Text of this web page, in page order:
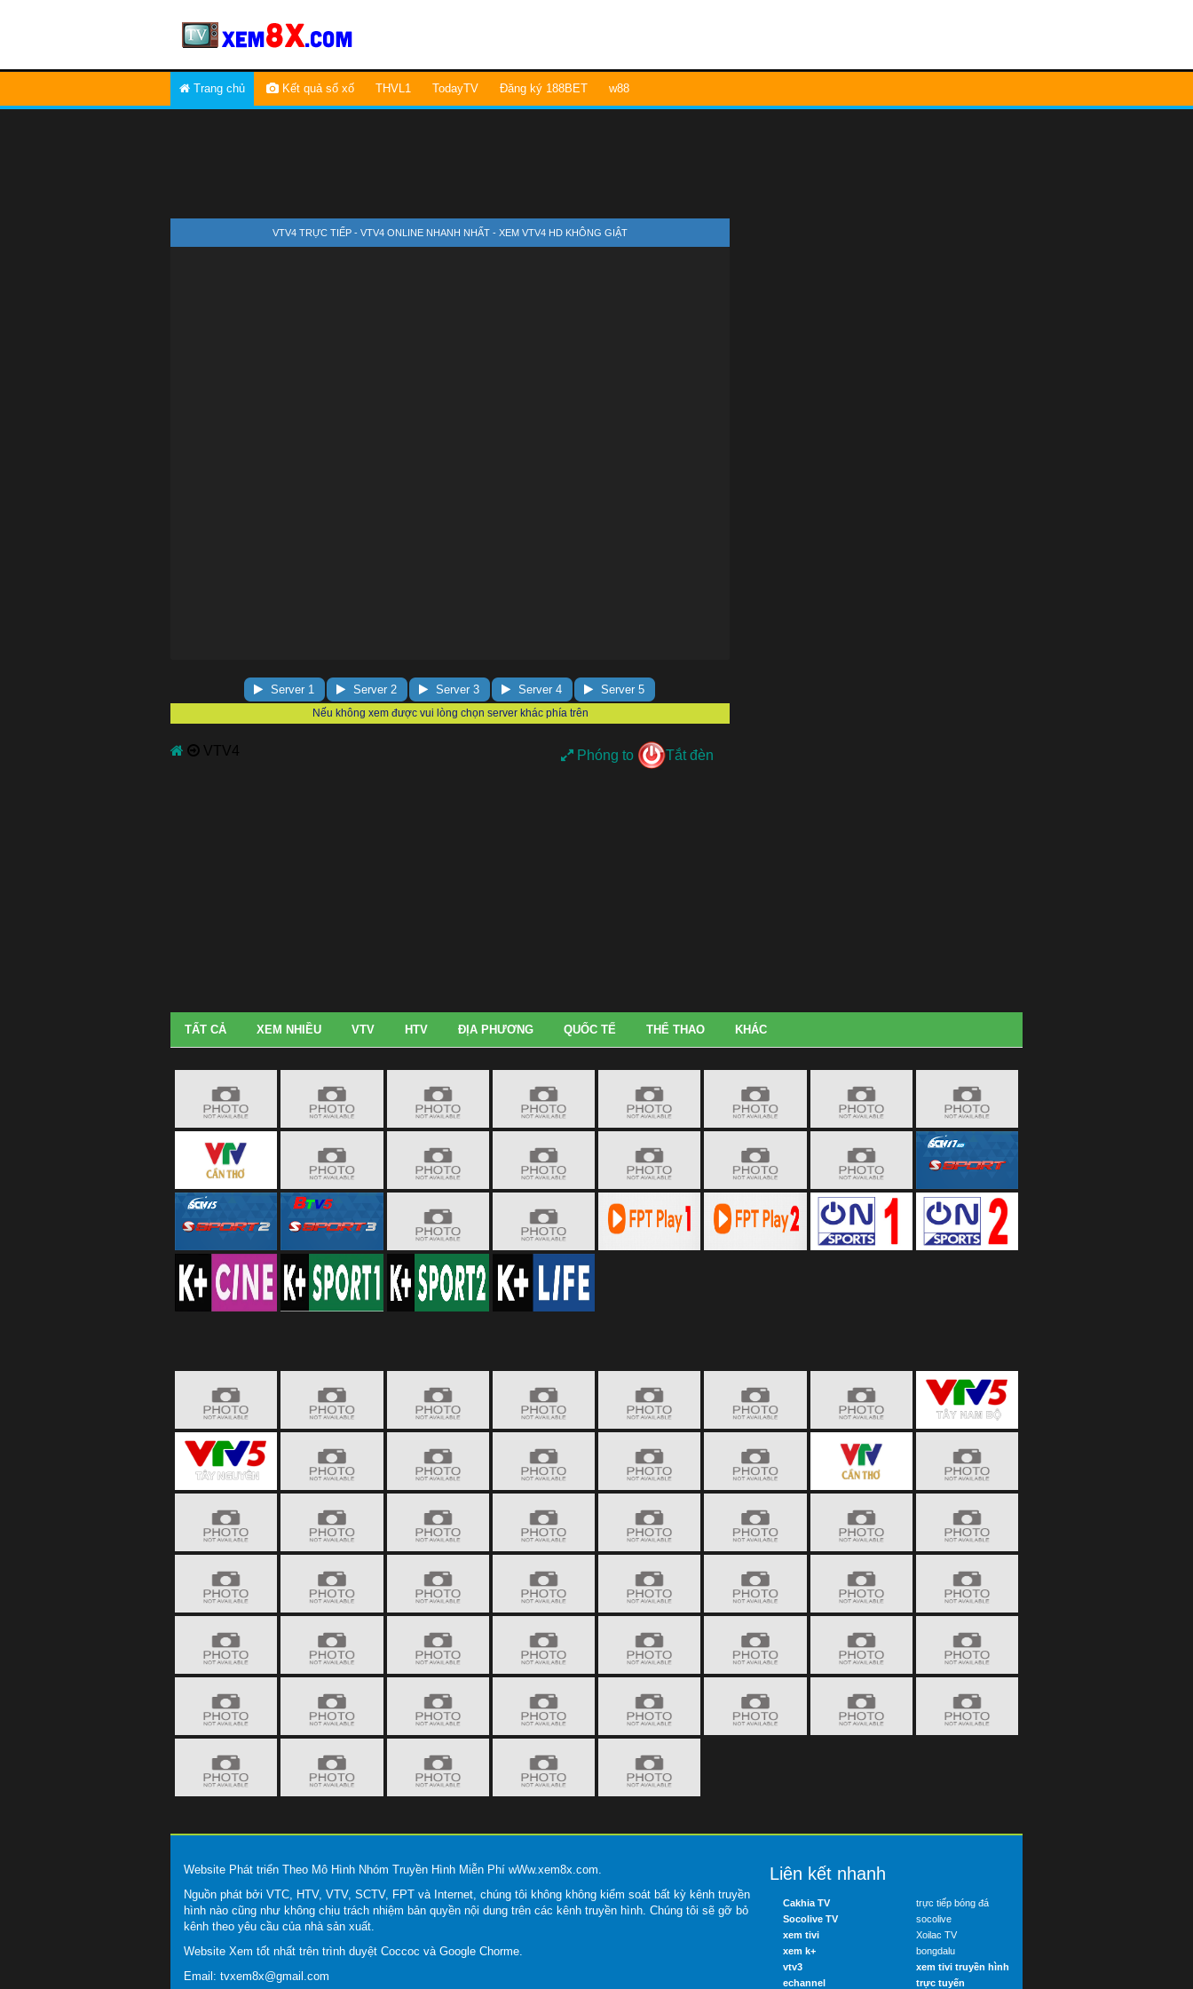
Trang chủ Kết quả sổ xố THVL1 TodayTV Đăng ký 188BET w88
VTV4 TRỰC TIẾP - VTV4 ONLINE NHANH NHẤT - XEM VTV4 HD KHÔNG GIẬT
Server 1 Server 2 Server 3 Server 4 Server 5
VTV4 Phóng to Tắt đèn
TẤT CẢ XEM NHIỀU VTV HTV ĐỊA PHƯƠNG QUỐC TẾ THỂ THAO KHÁC
Website Phát triển Theo Mô Hình Nhóm Truyền Hình Miễn Phí wWw.xem8x.com.
Nguồn phát bởi VTC, HTV, VTV, SCTV, FPT và Internet, chúng tôi không không kiểm soát bất kỳ kênh truyền
hình nào cũng như không chịu trách nhiệm bản quyền nội dung trên các kênh truyền hình. Chúng tôi sẽ gỡ bỏ
kênh theo yêu cầu của nhà sản xuất.
Website Xem tốt nhất trên trình duyệt Coccoc và Google Chorme.
Email: tvxem8x@gmail.com
Liên kết nhanh
Cakhia TV
Socolive TV
xem tivi
xem k+
vtv3
echannel
trực tiếp bóng đá
socolive
Xoilac TV
bongdalu
xem tivi truyền hình
trực tuyến